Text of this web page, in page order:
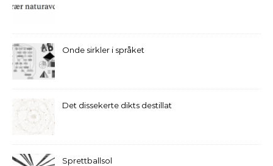
Onde sirkler i språket
Det dissekerte dikts destillat
Sprettballsol